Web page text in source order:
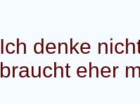
Ich denke
braucht eher